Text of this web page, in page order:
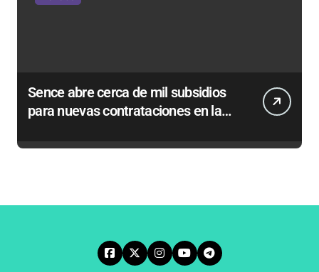
Sence abre cerca de mil subsidios
para nuevas contrataciones en la